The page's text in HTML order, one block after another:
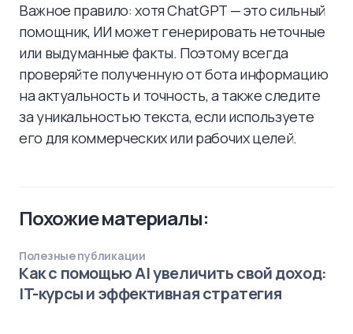
Важное правило: хотя ChatGPT — это сильный
помощник, ИИ может генерировать неточные
или выдуманные факты. Поэтому всегда
проверяйте полученную от бота информацию
на актуальность и точность, а также следите
за уникальностью текста, если используете
его для коммерческих или рабочих целей.
Похожие материалы:
Полезные публикации
Как с помощью AI увеличить свой доход:
IT-курсы и эффективная стратегия